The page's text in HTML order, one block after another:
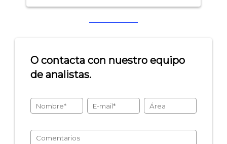
O contacta con nuestro equipo
de analistas.